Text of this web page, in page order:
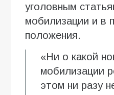
уголовным
мобилизации и в
положения.
«Ни о какой
мобилизации
этом ни разу